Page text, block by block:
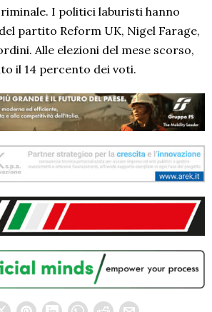
I politici laburisti hanno
partito Reform UK, Nigel Farage,
Alle elezioni del mese scorso,
il 14 percento dei voti.